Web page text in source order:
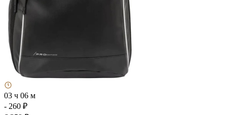
03 ч 06 м
- 260 ₽